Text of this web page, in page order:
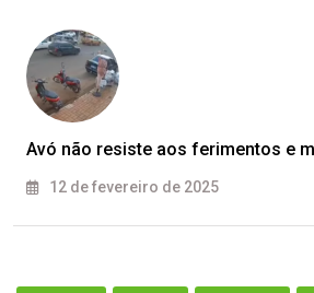
Avó não resiste aos ferimentos e
12 de fevereiro de 2025